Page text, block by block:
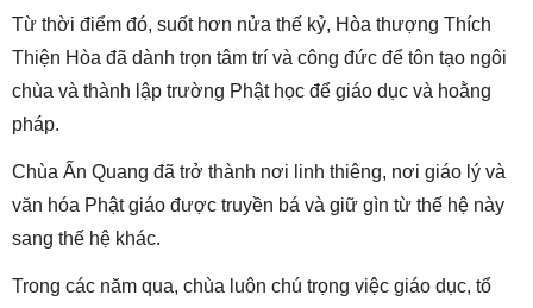
Từ thời điểm đó, suốt hơn nửa thế kỷ, Hòa thượng Thích
Thiện Hòa đã dành trọn tâm trí và công đức để tôn tạo ngôi
chùa và thành lập trường Phật học để giáo dục và hoằng
pháp.
Chùa Ấn Quang đã trở thành nơi linh thiêng, nơi giáo lý và
văn hóa Phật giáo được truyền bá và giữ gìn từ thế hệ này
sang thế hệ khác.
Trong các năm qua, chùa luôn chú trọng việc giáo dục, tổ